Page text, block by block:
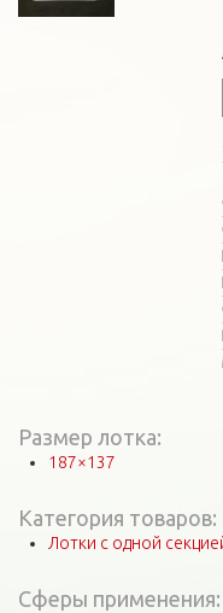
Размер лотка:
187×137
Категория товаров:
Лотки с одной
Сферы применения: